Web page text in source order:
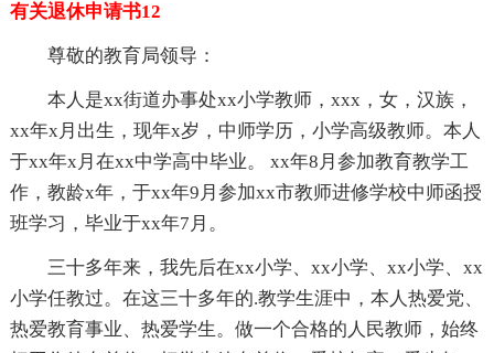
有关退休申请书12
尊敬的教育局领导：
本人是xx街道办事处xx小学教师，xxx，女，汉族，
xx年x月出生，现年x岁，中师学历，小学高级教师。本人
于xx年x月在xx中学高中毕业。 xx年8月参加教育教学工
作，教龄x年，于xx年9月参加xx市教师进修学校中师函授
班学习，毕业于xx年7月。
三十多年来，我先后在xx小学、xx小学、xx小学、xx
小学任教过。在这三十多年的.教学生涯中，本人热爱党、
热爱教育事业、热爱学生。做一个合格的人民教师，始终